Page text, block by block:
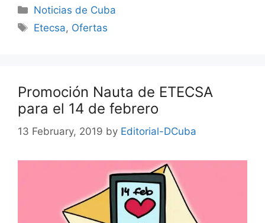
Categories
Noticias de Cuba
Tags
Etecsa, Ofertas
Promoción Nauta de ETECSA
para el 14 de febrero
13 February, 2019 by Editorial-DCuba